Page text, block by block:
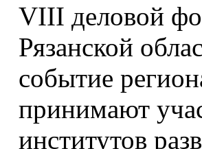
VIII деловой
Рязанской
событие
принимают
институтов